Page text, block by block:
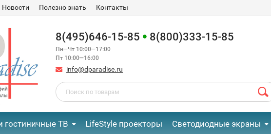
Новости Полезно знать Контакты
8(495)646-15-85 8(800)333-15-85
Пн—Чт 10:00—17:00
Пт 10:00—16:00
info@dparadise.ru
гостиничные ТВ LifeStyle проекторы Светодиодные экраны